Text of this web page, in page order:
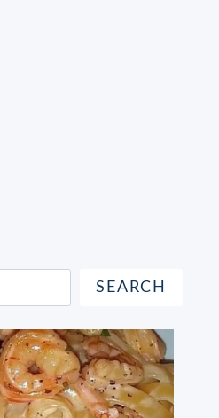
SEARCH